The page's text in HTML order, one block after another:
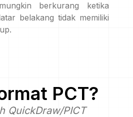
berkurang ketika
belakang tidak memiliki
PCT?
QuickDraw/PICT